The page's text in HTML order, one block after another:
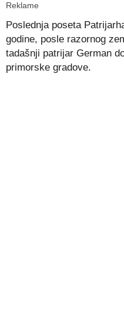
Reklame
Poslednja poseta
godine, posle razornog
tadašnji patrijar German
primorske gradove.